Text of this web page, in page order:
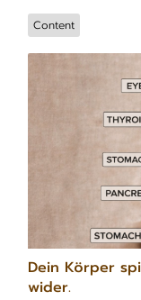
Content
Dein Körper
wider.